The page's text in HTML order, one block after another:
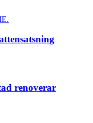
renoverar